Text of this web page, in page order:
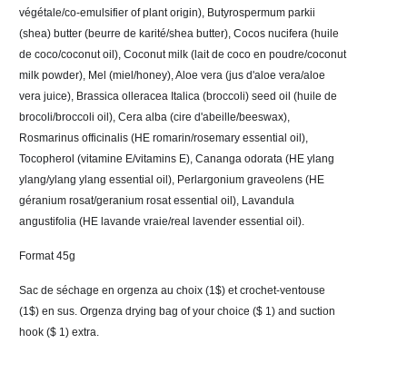
végétale/co-emulsifier of plant origin), Butyrospermum parkii
(shea) butter (beurre de karité/shea butter), Cocos nucifera (huile
de coco/coconut oil), Coconut milk (lait de coco en poudre/coconut
milk powder), Mel (miel/honey), Aloe vera (jus d'aloe vera/aloe
vera juice), Brassica olleracea Italica (broccoli) seed oil (huile de
brocoli/broccoli oil), Cera alba (cire d'abeille/beeswax),
Rosmarinus officinalis (HE romarin/rosemary essential oil),
Tocopherol (vitamine E/vitamins E), Cananga odorata (HE ylang
ylang/ylang ylang essential oil), Perlargonium graveolens (HE
géranium rosat/geranium rosat essential oil), Lavandula
angustifolia (HE lavande vraie/real lavender essential oil).
Format 45g
Sac de séchage en orgenza au choix (1$) et crochet-ventouse
(1$) en sus. Orgenza drying bag of your choice ($ 1) and suction
hook ($ 1) extra.